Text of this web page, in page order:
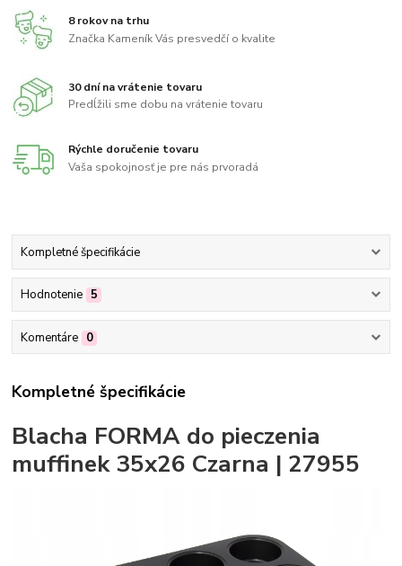
8 rokov na trhu
Značka Kameník Vás presvedčí o kvalite
30 dní na vrátenie tovaru
Predĺžili sme dobu na vrátenie tovaru
Rýchle doručenie tovaru
Vaša spokojnosť je pre nás prvoradá
Kompletné špecifikácie
Hodnotenie 5
Komentáre 0
Kompletné špecifikácie
Blacha FORMA do pieczenia
muffinek 35x26 Czarna | 27955